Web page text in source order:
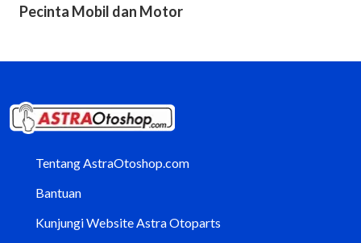
Pecinta Mobil dan Motor
Tentang AstraOtoshop.com
Bantuan
Kunjungi Website Astra Otoparts